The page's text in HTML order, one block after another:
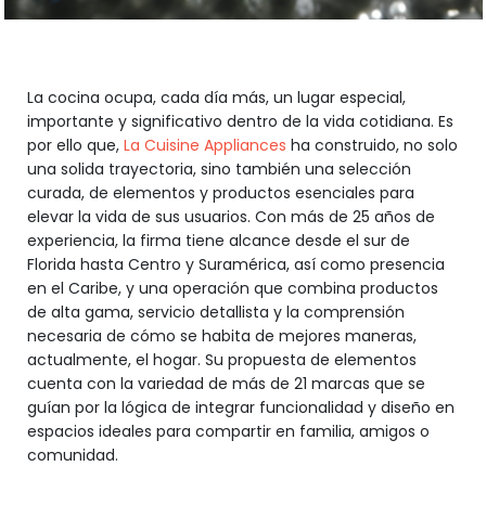
La cocina ocupa, cada día más, un lugar especial,
importante y significativo dentro de la vida cotidiana. Es
por ello que, La Cuisine Appliances ha construido, no solo
una solida trayectoria, sino también una selección
curada, de elementos y productos esenciales para
elevar la vida de sus usuarios. Con más de 25 años de
experiencia, la firma tiene alcance desde el sur de
Florida hasta Centro y Suramérica, así como presencia
en el Caribe, y una operación que combina productos
de alta gama, servicio detallista y la comprensión
necesaria de cómo se habita de mejores maneras,
actualmente, el hogar. Su propuesta de elementos
cuenta con la variedad de más de 21 marcas que se
guían por la lógica de integrar funcionalidad y diseño en
espacios ideales para compartir en familia, amigos o
comunidad.